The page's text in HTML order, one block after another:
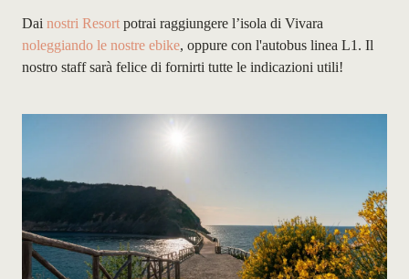
Dai nostri Resort potrai raggiungere l’isola di Vivara
noleggiando le nostre ebike, oppure con l'autobus linea L1. Il
nostro staff sarà felice di fornirti tutte le indicazioni utili!